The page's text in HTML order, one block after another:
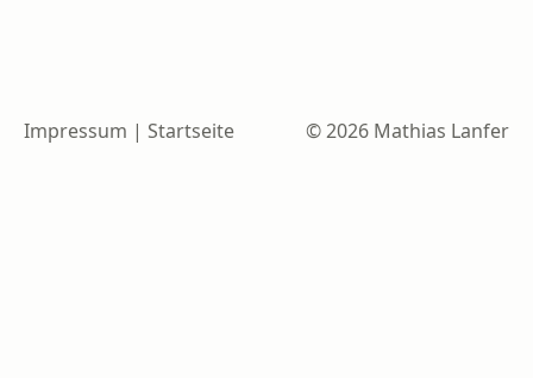
Impressum | Startseite © 2026 Mathias Lanfer